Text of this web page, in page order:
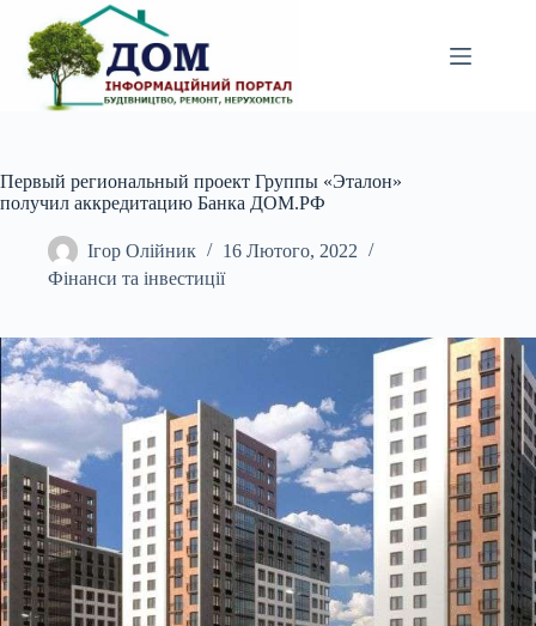
вмісту
Первый региональный проект Группы «Эталон»
получил аккредитацию Банка ДОМ.РФ
Ігор Олійник
16 Лютого, 2022
Фінанси та інвестиції